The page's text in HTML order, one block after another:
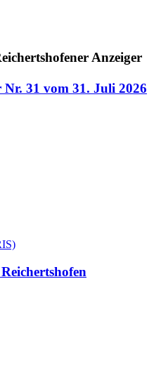
Nr. 31 vom 31. Juli 2026